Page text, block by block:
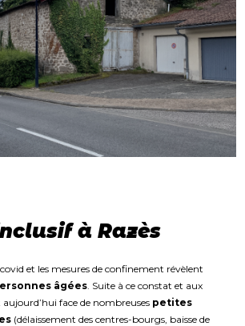
à Razès
et les mesures de confinement révèlent
âgées. Suite à ce constat et aux
face de nombreuses petites
(délaissement des centres-bourgs, baisse de